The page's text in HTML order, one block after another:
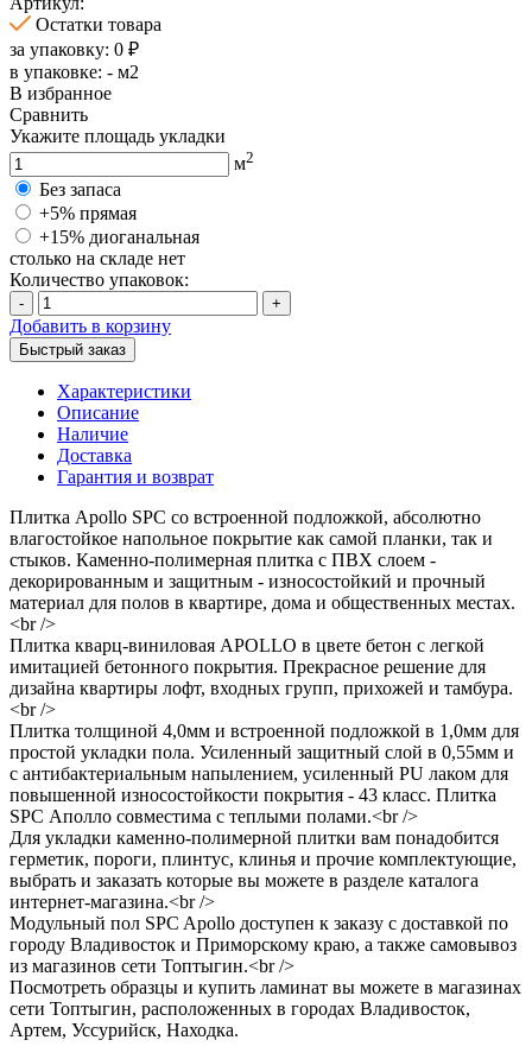
Остатки товара
за упаковку: 0 ₽
в упаковке: - м2
В избранное
Сравнить
Укажите площадь укладки
м2
Без запаса
+5% прямая
+15% диоганальная
столько на складе нет
Количество упаковок:
- +
Добавить в корзину
Быстрый заказ
Характеристики
Описание
Наличие
Доставка
Гарантия и возврат
Плитка Apollo SPC со встроенной подложкой, абсолютно
влагостойкое напольное покрытие как самой планки, так и
стыков. Каменно-полимерная плитка с ПВХ слоем -
декорированным и защитным - износостойкий и прочный
материал для полов в квартире, дома и общественных местах.
<br />
Плитка кварц-виниловая APOLLO в цвете бетон с легкой
имитацией бетонного покрытия. Прекрасное решение для
дизайна квартиры лофт, входных групп, прихожей и тамбура.
<br />
Плитка толщиной 4,0мм и встроенной подложкой в 1,0мм для
простой укладки пола. Усиленный защитный слой в 0,55мм и
с антибактериальным напылением, усиленный PU лаком для
повышенной износостойкости покрытия - 43 класс. Плитка
SPC Аполло совместима с теплыми полами.<br />
Для укладки каменно-полимерной плитки вам понадобится
герметик, пороги, плинтус, клинья и прочие комплектующие,
выбрать и заказать которые вы можете в разделе каталога
интернет-магазина.<br />
Модульный пол SPC Apollo доступен к заказу с доставкой по
городу Владивосток и Приморскому краю, а также самовывоз
из магазинов сети Топтыгин.<br />
Посмотреть образцы и купить ламинат вы можете в магазинах
сети Топтыгин, расположенных в городах Владивосток,
Артем, Уссурийск, Находка.